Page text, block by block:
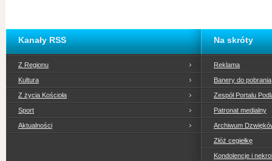
Kanały RSS
Z Regionu
Kultura
Z życia Kościoła
Sport
Aktualności
Na skróty
Reklama
Banery do pobrania
Zespół Portalu
Patronat medialny
Archiwum
Złóż cegiełkę
Kondolencje i